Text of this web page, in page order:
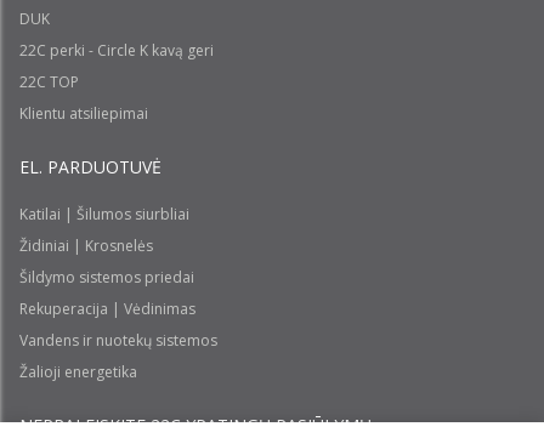
DUK
22C perki - Circle K kavą geri
22C TOP
Klientu atsiliepimai
EL. PARDUOTUVĖ
Katilai | Šilumos siurbliai
Židiniai | Krosnelės
Šildymo sistemos priedai
Rekuperacija | Vėdinimas
Vandens ir nuotekų sistemos
Žalioji energetika
NEPRALEISKITE 22С YPATINGŲ PASIŪLYMŲ: